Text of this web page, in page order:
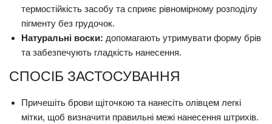
термостійкість засобу та сприяє рівномірному розподілу
пігменту без грудочок.
Натуральні воски: допомагають утримувати форму брів
та забезпечують гладкість нанесення.
СПОСІБ ЗАСТОСУВАННЯ
Причешіть брови щіточкою та нанесіть олівцем легкі
мітки, щоб визначити правильні межі нанесення штрихів.